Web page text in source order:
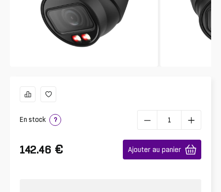
En stock ?
142.46 € Ajouter au panier